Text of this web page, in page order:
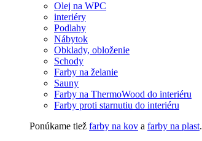
Olej na WPC
interiéry
Podlahy
Nábytok
Obklady, obloženie
Schody
Farby na želanie
Sauny
Farby na ThermoWood do interiéru
Farby proti starnutiu do interiéru
Ponúkame tiež farby na kov a farby na plast.